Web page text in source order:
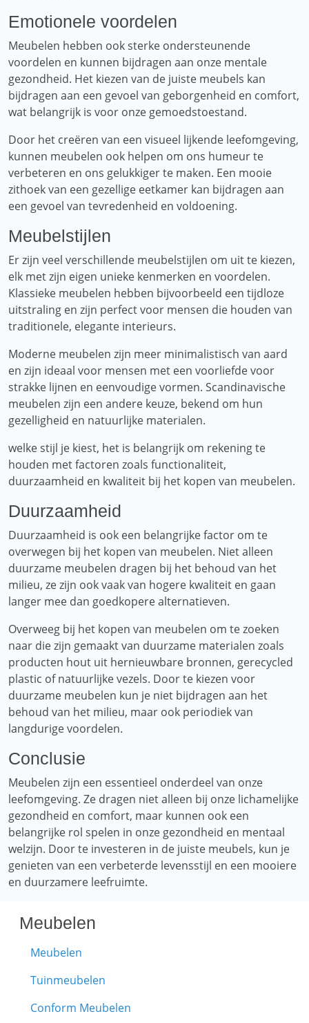
Emotionele voordelen
Meubelen hebben ook sterke ondersteunende
voordelen en kunnen bijdragen aan onze mentale
gezondheid. Het kiezen van de juiste meubels kan
bijdragen aan een gevoel van geborgenheid en comfort,
wat belangrijk is voor onze gemoedstoestand.
Door het creëren van een visueel lijkende leefomgeving,
kunnen meubelen ook helpen om ons humeur te
verbeteren en ons gelukkiger te maken. Een mooie
zithoek van een gezellige eetkamer kan bijdragen aan
een gevoel van tevredenheid en voldoening.
Meubelstijlen
Er zijn veel verschillende meubelstijlen om uit te kiezen,
elk met zijn eigen unieke kenmerken en voordelen.
Klassieke meubelen hebben bijvoorbeeld een tijdloze
uitstraling en zijn perfect voor mensen die houden van
traditionele, elegante interieurs.
Moderne meubelen zijn meer minimalistisch van aard
en zijn ideaal voor mensen met een voorliefde voor
strakke lijnen en eenvoudige vormen. Scandinavische
meubelen zijn een andere keuze, bekend om hun
gezelligheid en natuurlijke materialen.
welke stijl je kiest, het is belangrijk om rekening te
houden met factoren zoals functionaliteit,
duurzaamheid en kwaliteit bij het kopen van meubelen.
Duurzaamheid
Duurzaamheid is ook een belangrijke factor om te
overwegen bij het kopen van meubelen. Niet alleen
duurzame meubelen dragen bij het behoud van het
milieu, ze zijn ook vaak van hogere kwaliteit en gaan
langer mee dan goedkopere alternatieven.
Overweeg bij het kopen van meubelen om te zoeken
naar die zijn gemaakt van duurzame materialen zoals
producten hout uit hernieuwbare bronnen, gerecycled
plastic of natuurlijke vezels. Door te kiezen voor
duurzame meubelen kun je niet bijdragen aan het
behoud van het milieu, maar ook periodiek van
langdurige voordelen.
Conclusie
Meubelen zijn een essentieel onderdeel van onze
leefomgeving. Ze dragen niet alleen bij onze lichamelijke
gezondheid en comfort, maar kunnen ook een
belangrijke rol spelen in onze gezondheid en mentaal
welzijn. Door te investeren in de juiste meubels, kun je
genieten van een verbeterde levensstijl en een mooiere
en duurzamere leefruimte.
Meubelen
Meubelen
Tuinmeubelen
Conform Meubelen